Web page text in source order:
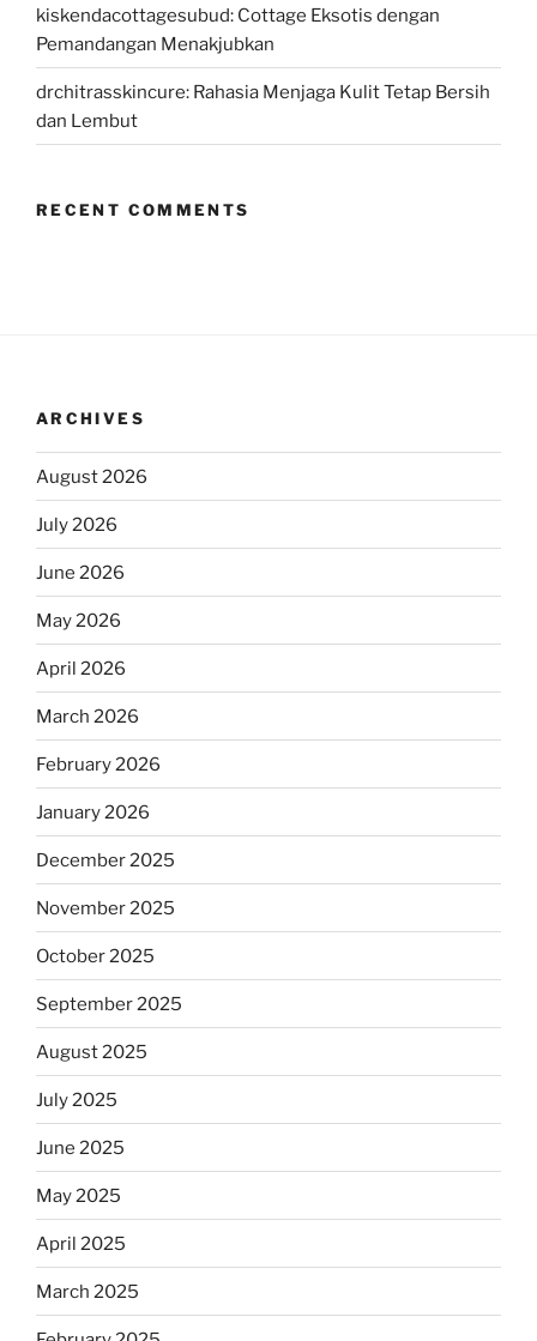
kiskendacottagesubud: Cottage Eksotis dengan
Pemandangan Menakjubkan
drchitrasskincure: Rahasia Menjaga Kulit Tetap Bersih
dan Lembut
RECENT COMMENTS
ARCHIVES
August 2026
July 2026
June 2026
May 2026
April 2026
March 2026
February 2026
January 2026
December 2025
November 2025
October 2025
September 2025
August 2025
July 2025
June 2025
May 2025
April 2025
March 2025